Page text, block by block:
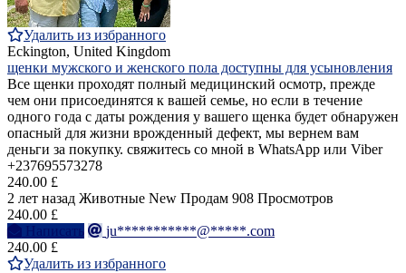
Удалить из избранного
Eckington, United Kingdom
щенки мужского и женского пола доступны для усыновления
Все щенки проходят полный медицинский осмотр, прежде
чем они присоединятся к вашей семье, но если в течение
одного года с даты рождения у вашего щенка будет обнаружен
опасный для жизни врожденный дефект, мы вернем вам
деньги за покупку. свяжитесь со мной в WhatsApp или Viber
+237695573278
240.00 £
2 лет назад Животные New Продам 908 Просмотров
240.00 £
Написать
ju***********@*****.com
240.00 £
Удалить из избранного